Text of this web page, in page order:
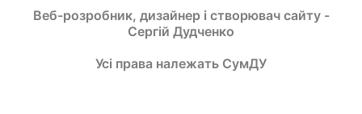
Веб-розробник, дизайнер і створювач сайту -
Сергій Дудченко
Усі права належать СумДУ